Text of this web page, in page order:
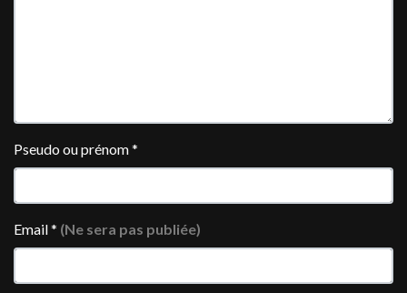
Pseudo ou prénom*
Email* (Ne sera pas publiée)